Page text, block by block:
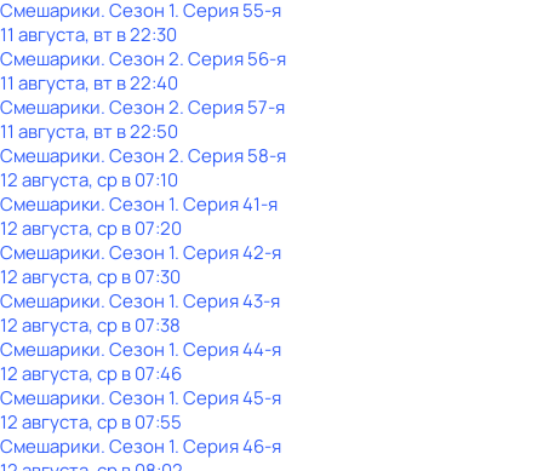
Смешарики. Сезон 1. Серия 55-я
11 августа, вт в 22:30
Смешарики. Сезон 2. Серия 56-я
11 августа, вт в 22:40
Смешарики. Сезон 2. Серия 57-я
11 августа, вт в 22:50
Смешарики. Сезон 2. Серия 58-я
12 августа, ср в 07:10
Смешарики. Сезон 1. Серия 41-я
12 августа, ср в 07:20
Смешарики. Сезон 1. Серия 42-я
12 августа, ср в 07:30
Смешарики. Сезон 1. Серия 43-я
12 августа, ср в 07:38
Смешарики. Сезон 1. Серия 44-я
12 августа, ср в 07:46
Смешарики. Сезон 1. Серия 45-я
12 августа, ср в 07:55
Смешарики. Сезон 1. Серия 46-я